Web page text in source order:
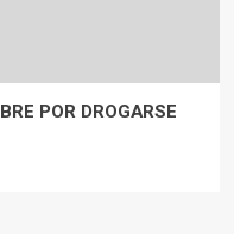
POR DROGARSE